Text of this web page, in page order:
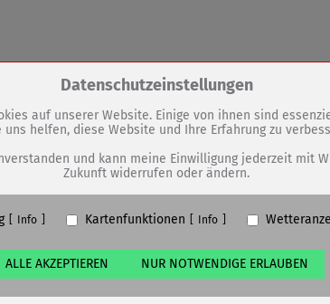
Information der Deutschen Bahn
Betrieb der Seite notwendige Cookies / Drittanbieter:
PHP Session Cookie
Eigentümer dieser Website (Wenko-Wenselaar GmbH & Co. KG)
Absicherung Kontaktformular / SPAM Schutz
PHPSESSID, fe_typo_user
undefined
Cookiespeicherung Entscheidungscookie
Datenschutzeinstellungen
auf unserer Website. Einige von ihnen sind
uns helfen, diese Website und Ihre Erfahrung zu
und kann meine Einwilligung jederzeit mit
Zukunft widerrufen oder ändern.
Info Kartenfunktionen Info
ALLE AKZEPTIEREN NUR NOTWENDIGE ERLAUBEN